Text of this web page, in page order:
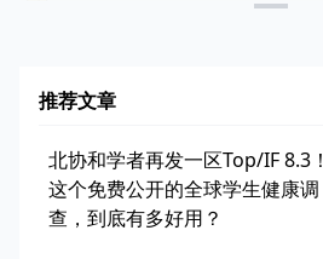
推荐文章
北协和学者再发一区Top/IF 8.3！
这个免费公开的全球学生健康调
查，到底有多好用？